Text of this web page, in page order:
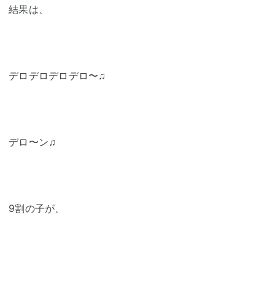
結果は、
デロデロデロデロ〜♫
デロ〜ン♫
9割の子が、